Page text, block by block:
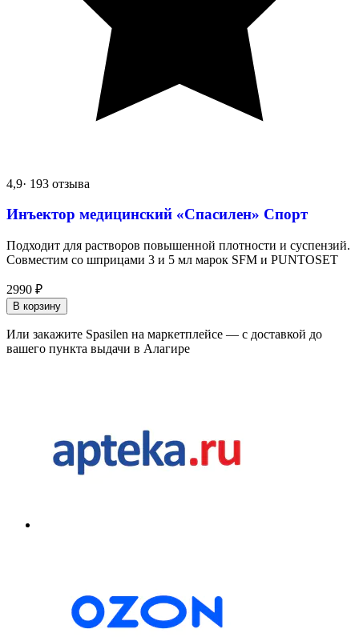
4,9· 193 отзыва
Инъектор медицинский «Спасилен» Спорт
Подходит для растворов повышенной плотности и суспензий.
Совместим со шприцами 3 и 5 мл марок SFM и PUNTOSET
2990 ₽
В корзину
Или закажите Spasilen на маркетплейсе — с доставкой до
вашего пункта выдачи в Алагире